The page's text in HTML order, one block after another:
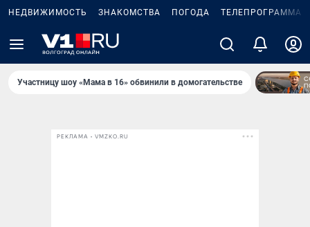
НЕДВИЖИМОСТЬ ЗНАКОМСТВА ПОГОДА ТЕЛЕПРОГРАММА
Участницу шоу «Мама в 16» обвинили в домогательстве
РЕКЛАМА • VMZKO.RU